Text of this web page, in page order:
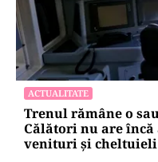
ACTUALITATE
Trenul rămâne o
Călători nu are încă
venituri și cheltuieli